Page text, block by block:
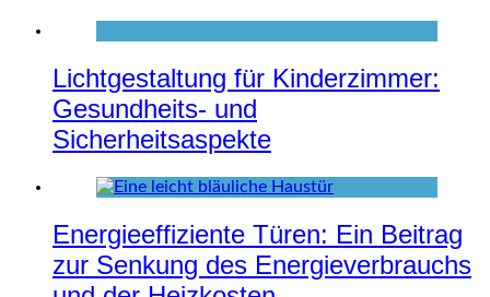
Lichtgestaltung für Kinderzimmer:
Gesundheits- und
Sicherheitsaspekte
Energieeffiziente Türen: Ein Beitrag
zur Senkung des Energieverbrauchs